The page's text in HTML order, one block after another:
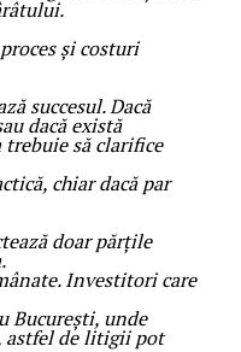
și costuri
succesul. Dacă
dacă există
să clarifice
chiar dacă par
doar părțile
Investitori care
București, unde
astfel de litigii pot